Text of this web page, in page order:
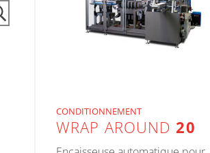
CONDITIONNEMENT
WRAP AROUND20